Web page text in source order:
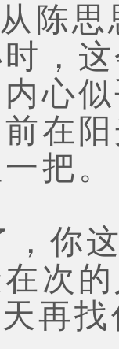
思思
，
心
在
把。
这
次
再找